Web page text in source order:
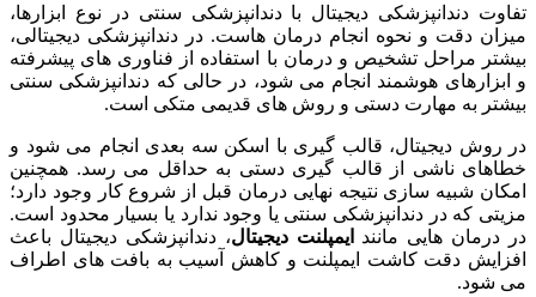
تفاوت دندانپزشکی دیجیتال با دندانپزشکی سنتی در نوع ابزارها،
میزان دقت و نحوه انجام درمان هاست. در دندانپزشکی دیجیتالی،
بیشتر مراحل تشخیص و درمان با استفاده از فناوری های پیشرفته
و ابزارهای هوشمند انجام می شود، در حالی که دندانپزشکی سنتی
بیشتر به مهارت دستی و روش های قدیمی متکی است.
در روش دیجیتال، قالب گیری با اسکن سه بعدی انجام می شود و
خطاهای ناشی از قالب گیری دستی به حداقل می رسد. همچنین
امکان شبیه سازی نتیجه نهایی درمان قبل از شروع کار وجود دارد؛
مزیتی که در دندانپزشکی سنتی یا وجود ندارد یا بسیار محدود است.
در درمان هایی مانند
ایمپلنت دیجیتال، دندانپزشکی دیجیتال باعث
افزایش دقت کاشت ایمپلنت و کاهش آسیب به بافت های اطراف
می شود.